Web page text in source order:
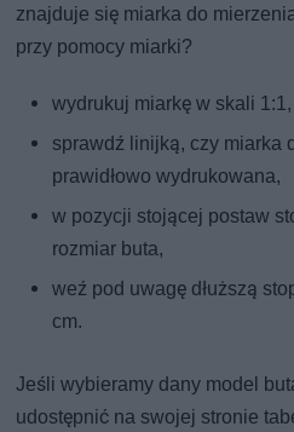
znajduje się miarka do
przy pomocy miarki?
wydrukuj miarkę w skali 1:1,
sprawdź linijką, czy miarka
prawidłowo wydrukowana,
w pozycji stojącej postaw
rozmiar buta,
weź pod uwagę dłuższą
cm.
Jeśli wybieramy dany model
udostępnić na swojej stronie